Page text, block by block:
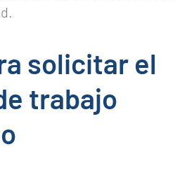
solicitar el
trabajo